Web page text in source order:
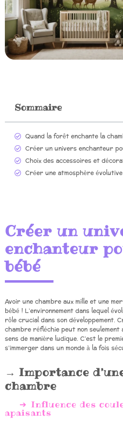
Sommaire
Créer un univers enchanteur
Choix des accessoires et
Créer une atmosphère évolutive
Créer un
enchanteur
bébé
Avoir une chambre aux mille et une
bébé ! L’environnement dans lequel
rôle crucial dans son développement.
chambre réfléchie peut non seulement
sens de manière ludique. C’est le
s’immerger dans un monde à la fois
Importance
chambre
Influence des
apaisants